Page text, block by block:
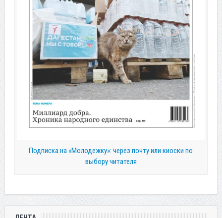
Подписка на «Молодежку»: через почту или киоски по
выбору читателя